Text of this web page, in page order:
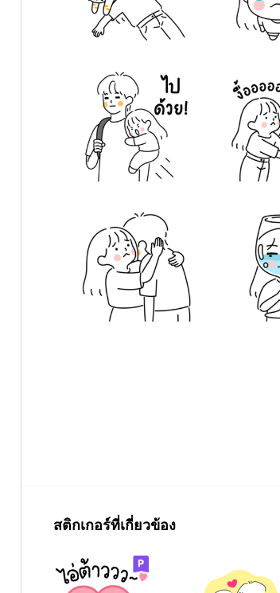
สติกเกอร์ที่เกี่ยวข้อง